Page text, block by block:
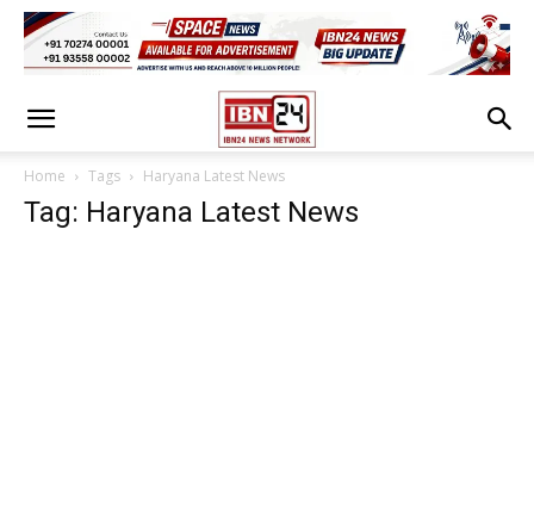
Home Tags Haryana Latest News
Tag: Haryana Latest News